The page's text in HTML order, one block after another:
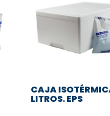
CAJA
LITROS. EPS